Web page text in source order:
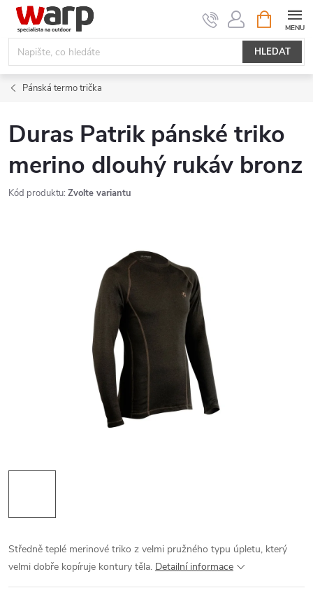
Přejít
obsah
HLEDAT
NÁKUPNÍ
KOŠÍK
Pánská termo trička
Duras Patrik pánské triko
merino dlouhý rukáv bronz
Kód produktu: Zvolte variantu
Středně teplé merinové triko z velmi pružného typu úpletu, který
velmi dobře kopíruje kontury těla. Detailní informace